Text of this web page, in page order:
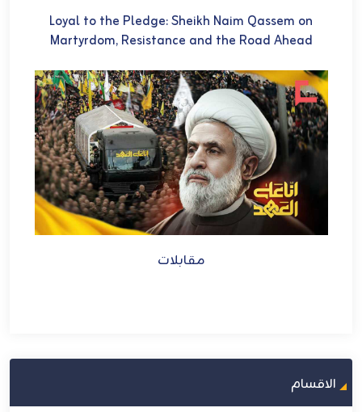
Loyal to the Pledge: Sheikh Naim Qassem on
Martyrdom, Resistance and the Road Ahead
مقابلات
الاقسام